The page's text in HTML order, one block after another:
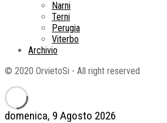
domenica, 9 Agosto 2026
Narni
Terni
Perugia
Viterbo
Archivio
© 2020 OrvietoSi - All right reserved